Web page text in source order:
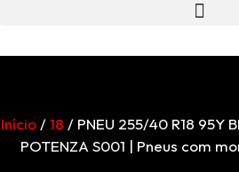
Início/18 / PNEU 255/40 R18 95Y
POTENZA S001 | Pneus com